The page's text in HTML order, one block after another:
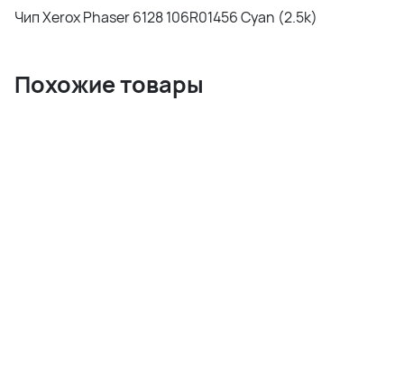
Чип Xerox Phaser 6128 106R01456 Cyan (2.5k)
Похожие товары